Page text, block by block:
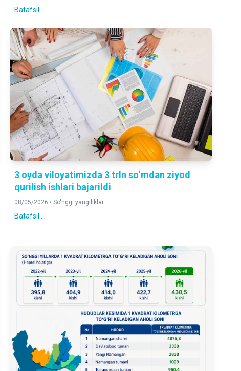
Batafsil ...
3 oyda viloyatimizda 3 trln so‘mdan ziyod
qurilish ishlari bajarildi
08/05/2026 •So'nggi yangiliklar
Batafsil ...